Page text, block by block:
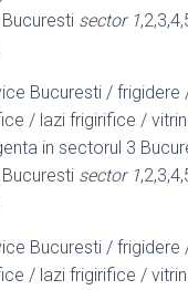
sector 1
Bucuresti / frigidere
/ lazi frigirifice /
in sectorul 3
sector 1
Bucuresti / frigidere
/ lazi frigirifice /